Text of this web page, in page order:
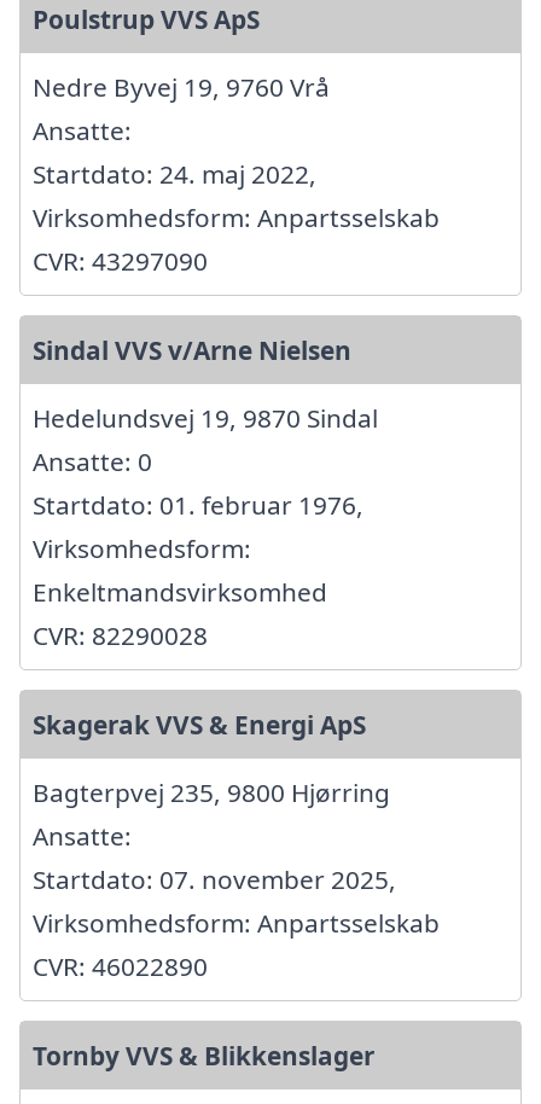
Poulstrup VVS ApS
Nedre Byvej 19, 9760 Vrå
Ansatte:
Startdato: 24. maj 2022,
Virksomhedsform: Anpartsselskab
CVR: 43297090
Sindal VVS v/Arne Nielsen
Hedelundsvej 19, 9870 Sindal
Ansatte: 0
Startdato: 01. februar 1976,
Virksomhedsform:
Enkeltmandsvirksomhed
CVR: 82290028
Skagerak VVS & Energi ApS
Bagterpvej 235, 9800 Hjørring
Ansatte:
Startdato: 07. november 2025,
Virksomhedsform: Anpartsselskab
CVR: 46022890
Tornby VVS & Blikkenslager